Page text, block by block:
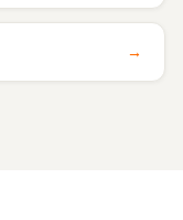
→